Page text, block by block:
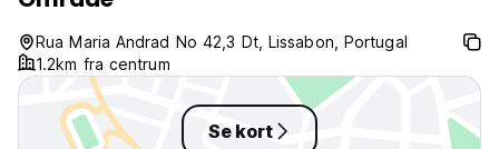
Rua Maria Andrad No 42,3 Dt, Lissabon, Portugal
1.2km fra centrum
Se kort